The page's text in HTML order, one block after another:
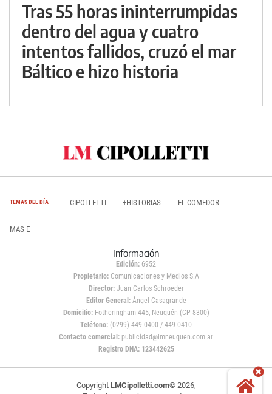
Tras 55 horas ininterrumpidas
dentro del agua y cuatro
intentos fallidos, cruzó el mar
Báltico e hizo historia
TEMAS DEL DÍA CIPOLLETTI +HISTORIAS EL COMEDOR
MAS E
Información
Edición: 6952
Propietario:Comunicaciones y Medios S.A
Director: Juan Carlos Schroeder
Editor General:Ángel Casagrande
Domicilio:Fotheringham 445, Neuquén (CP 8300)
Teléfono: (0299) 449 0400 / 449 0410
Contacto comercial: publicidad@lmneuquen.com.ar
Registro DNA: 123442625
Copyright LMCipolletti.com© 2026,